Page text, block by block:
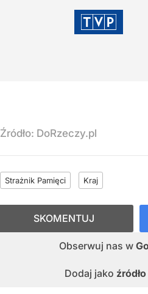
Źródło: DoRzeczy.pl
Strażnik Pamięci Kraj
Obserwuj nas w
Dodaj jako
SKOMENTUJ